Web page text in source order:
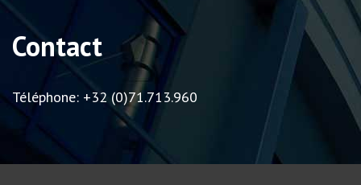
Contact
Téléphone: +32 (0)71.713.960